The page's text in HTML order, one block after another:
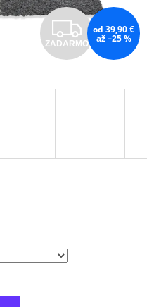
Z
A
D
ZADARMO
od 39,90 €
až –25 %